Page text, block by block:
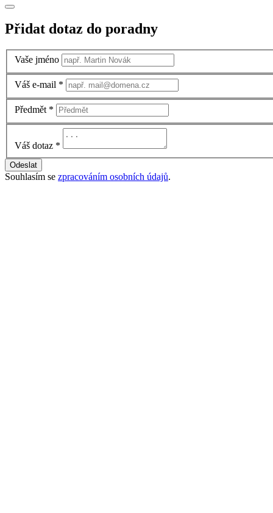
Přidat dotaz do poradny
Vaše jméno
Váš e-mail *
Předmět *
Váš dotaz *
Odeslat
Souhlasím se zpracováním osobních údajů.